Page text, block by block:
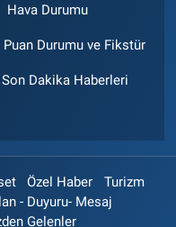
Hava Durumu
Puan Durumu ve Fikstür
Son Dakika Haberleri
Özel Haber
Turizm
- Duyuru- Mesaj
Gelenler